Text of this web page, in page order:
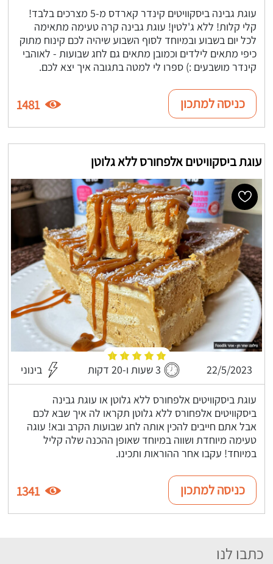
עוגת גבינה ביסקוויטים קינדר קארדס מ-5 מצרכים בלבד!
קלי קלות! ללא ג'לטין! עוגת גבינה קרה טעימה מתאימה
לכל יום בשבוע ובמיוחד לסוף השבוע שיהיה לכם קינוח מתוק
כיפי מתאים לילדים וכמובן מתאים גם לחג שבועות - לאוהבי
קינדר מושבעים :) ספרו לי למטה בתגובה איך יצא לכם.
כניסה למתכון 1481
עוגת ביסקוויטים אלפחורס ללא גלוטן
22/5/2023 3 שעות ו-20 דקות בינוני
עוגת ביסקוויטים אלפחורס ללא גלוטן או עוגת גבינה
ביסקוויטים אלפחורס ללא גלוטן תקראו לה איך שבא לכם
אבל אתם חייבים להכין אותה לחג שבועות הקרב ובא! עוגה
טעימה מיוחדת ושווה במיוחד שאופן ההכנה שלה קליל
במיוחד! עקבו אחר ההוראות ותכינו.
כניסה למתכון 1341
כתבו לנו